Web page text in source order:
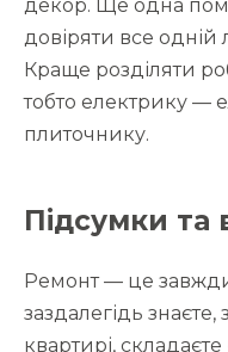
декор. Ще одна
довіряти все
Краще розділяти
тобто електрику —
плиточнику.
Підсумки та
Ремонт — це
заздалегідь
квартирі,